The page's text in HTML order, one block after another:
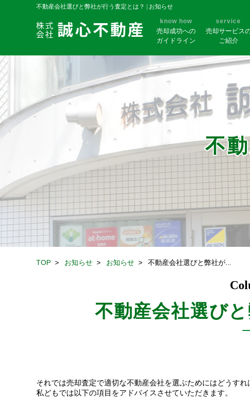
不動産会社選びと弊社が行う査定とは？ | お知らせ
know how
売却成功への
ガイドライン
service
売却サービス
ご紹介
不
TOP > お知らせ > お知らせ > 不動産会社選びと弊社が...
不動産会社選び
それでは売却査定で適切な不動産会社を選ぶためにはどうすれ
私どもでは以下の項目をアドバイスさせていただきます。